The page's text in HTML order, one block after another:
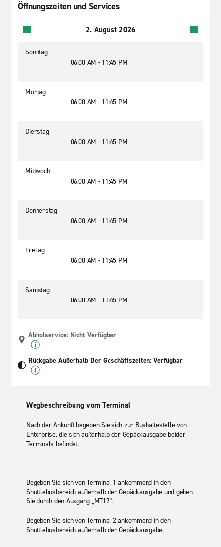
Öffnungszeiten und Services
2. August 2026
Sonntag
06:00 AM - 11:45 PM
Montag
06:00 AM - 11:45 PM
Dienstag
06:00 AM - 11:45 PM
Mittwoch
06:00 AM - 11:45 PM
Donnerstag
06:00 AM - 11:45 PM
Freitag
06:00 AM - 11:45 PM
Samstag
06:00 AM - 11:45 PM
Abholservice: Nicht Verfügbar
Rückgabe Außerhalb Der Geschäftszeiten: Verfügbar
Wegbeschreibung vom Terminal
Nach der Ankunft begeben Sie sich zur Bushaltestelle von
Enterprise, die sich außerhalb der Gepäckausgabe beider
Terminals befindet.
Begeben Sie sich von Terminal 1 ankommend in den
Shuttlebusbereich außerhalb der Gepäckausgabe und gehen
Sie durch den Ausgang „MT17“.
Begeben Sie sich von Terminal 2 ankommend in den
Shuttlebusbereich außerhalb der Gepäckausgabe.